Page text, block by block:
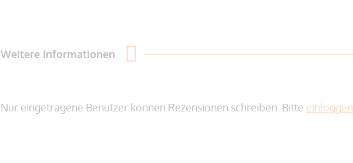
Weitere Informationen
Nur eingetragene Benutzer können Rezensionen schreiben. Bitte einloggen